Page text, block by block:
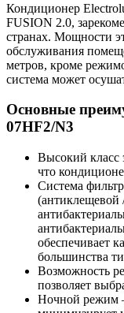
Кондиционер
FUSION 2.0,
странах. Мощности
обслуживания
метров, кроме
система может
Основные
07HF2/N3
Высокий класс
что
Система
(антиклещевой
обеспечивает
большинства
Возможность
позволяет
Ночной режим